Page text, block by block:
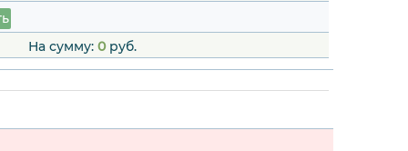
На сумму: 0руб.